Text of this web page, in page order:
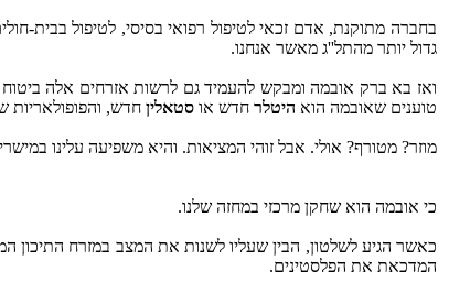
בחברה מתוקנת, אדם זכאי לטיפול רפואי בסיסי, לטיפול בבית-
גדול יותר מהתל''ג מאשר אנחנו.
ואז בא ברק אובמה ומבקש להעמיד גם לרשות אזרחים אלה
טוענים שאובמה הוא היטלר חדש או סטאלין חדש, והפופולאריות
מוזר? מטורף? אולי. אבל זוהי המציאות. והיא משפיעה עלינו
כי אובמה הוא שחקן מרכזי במחזה שלנו.
כאשר הגיע לשלטון, הבין שעליו לשנות את המצב במזרח
המדכאת את הפלסטינים.